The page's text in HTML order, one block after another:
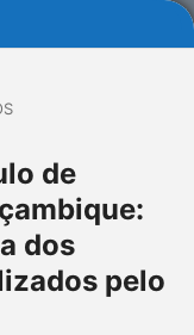
de
dos
pelo